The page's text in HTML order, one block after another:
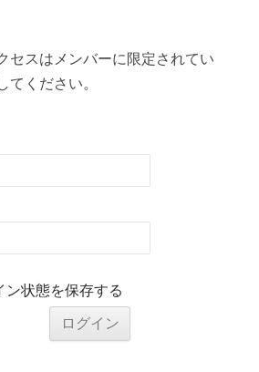
セスはメンバーに限定されてい
てください。
ン状態を保存する